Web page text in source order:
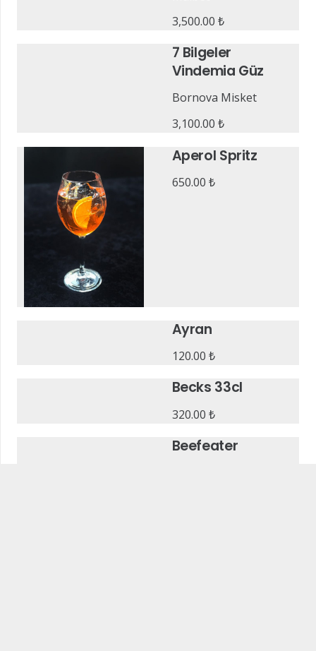
3,500.00 ₺
7 Bilgeler
Vindemia Güz
Bornova Misket
3,100.00 ₺
Aperol Spritz
650.00 ₺
Ayran
120.00 ₺
Becks 33cl
320.00 ₺
Beefeater